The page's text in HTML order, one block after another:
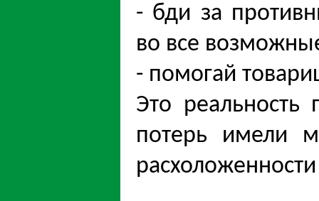
- бди за
во все
- помогай
Это
потерь имели